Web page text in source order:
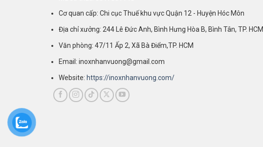
Cơ quan cấp: Chi cục Thuế khu vực Quận 12 - Huyện Hóc Môn
Địa chỉ xưởng: 244 Lê Đức Anh, Bình Hưng Hòa B, Bình Tân, TP. HCM
Văn phòng: 47/11 Ấp 2, Xã Bà Điểm,TP. HCM
Email: inoxnhanvuong@gmail.com
Website: https://inoxnhanvuong.com/